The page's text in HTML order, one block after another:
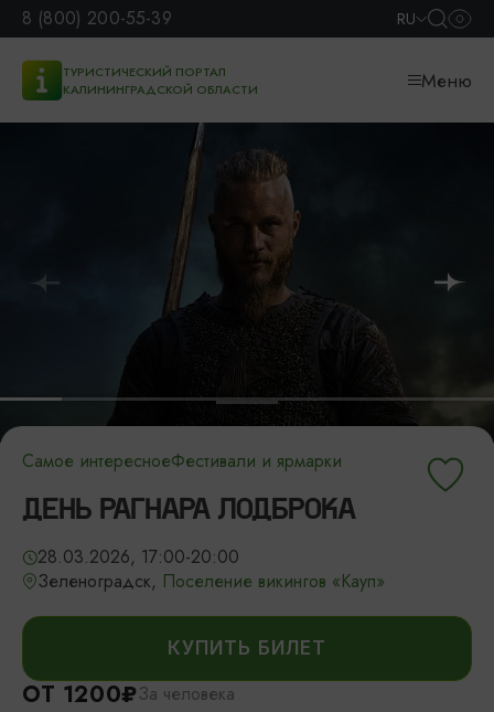
8 (800) 200-55-39 RU
ТУРИСТИЧЕСКИЙ ПОРТАЛ
КАЛИНИНГРАДСКОЙ ОБЛАСТИ
Меню
Самое интересноеФестивали и ярмарки
ДЕНЬ РАГНАРА ЛОДБРОКА
28.03.2026, 17:00-20:00
Зеленоградск, Поселение викингов «Кауп»
КУПИТЬ БИЛЕТ
ОТ 1200₽За человека